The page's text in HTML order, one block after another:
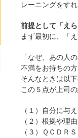
レーニングをす
前提として「え
まず最初に、「
「なぜ、あの人
不満をお持ちの
そんなときは以
この５点が上司
（１）自分に与
（２）根拠や理
（３）ＱＣＤＲ